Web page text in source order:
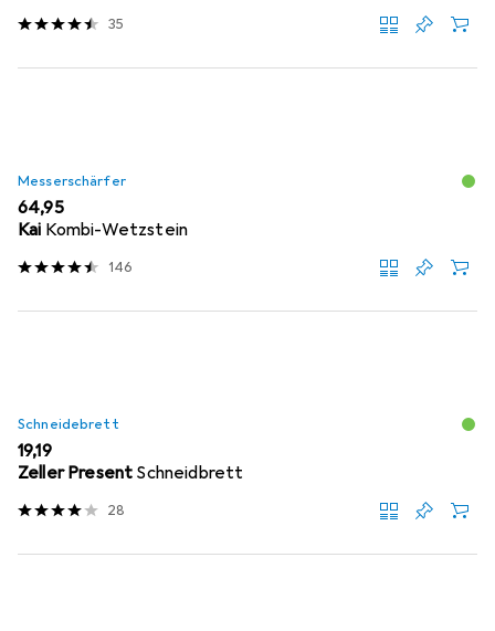
35
Messerschärfer
EUR
64,95
Kai Kombi-Wetzstein
146
Schneidebrett
EUR
19,19
Zeller Present Schneidbrett
28